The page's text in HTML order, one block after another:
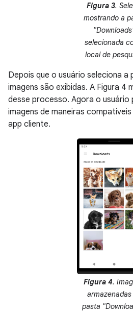
Figura 3.
mostrando a
selecionada
local de
Depois que o usuário seleciona a
imagens são exibidas. A Figura 4
desse processo. Agora o usuário
imagens de maneiras
app cliente.
Figura 4.
armazenadas
pasta